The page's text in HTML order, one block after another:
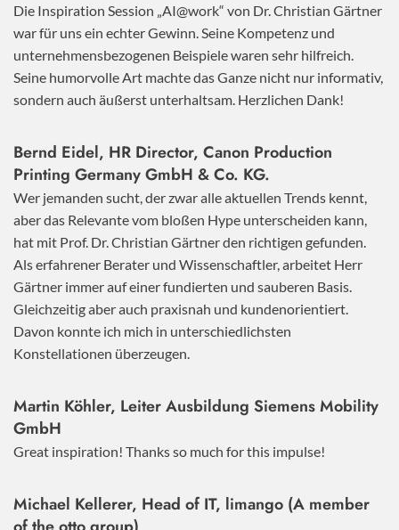
Die Inspiration Session „AI@work“ von Dr. Christian Gärtner
war für uns ein echter Gewinn. Seine Kompetenz und
unternehmensbezogenen Beispiele waren sehr hilfreich.
Seine humorvolle Art machte das Ganze nicht nur informativ,
sondern auch äußerst unterhaltsam. Herzlichen Dank!
Bernd Eidel, HR Director, Canon Production
Printing Germany GmbH & Co. KG.
Wer jemanden sucht, der zwar alle aktuellen Trends kennt,
aber das Relevante vom bloßen Hype unterscheiden kann,
hat mit Prof. Dr. Christian Gärtner den richtigen gefunden.
Als erfahrener Berater und Wissenschaftler, arbeitet Herr
Gärtner immer auf einer fundierten und sauberen Basis.
Gleichzeitig aber auch praxisnah und kundenorientiert.
Davon konnte ich mich in unterschiedlichsten
Konstellationen überzeugen.
Martin Köhler, Leiter Ausbildung Siemens Mobility
GmbH
Great inspiration! Thanks so much for this impulse!
Michael Kellerer, Head of IT, limango (A member